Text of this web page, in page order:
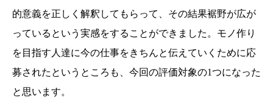
的意義を正しく解釈してもらって、その結果裾野が広が
っているという実感をすることができました。モノ作り
を目指す人達に今の仕事をきちんと伝えていくために応
募されたというところも、今回の評価対象の1つになった
と思います。
はじめに - design surf（デザインサーフ）という言
葉について
日本空間デザイン賞とは？
作品紹介｜KUKAN OF THE YEAR